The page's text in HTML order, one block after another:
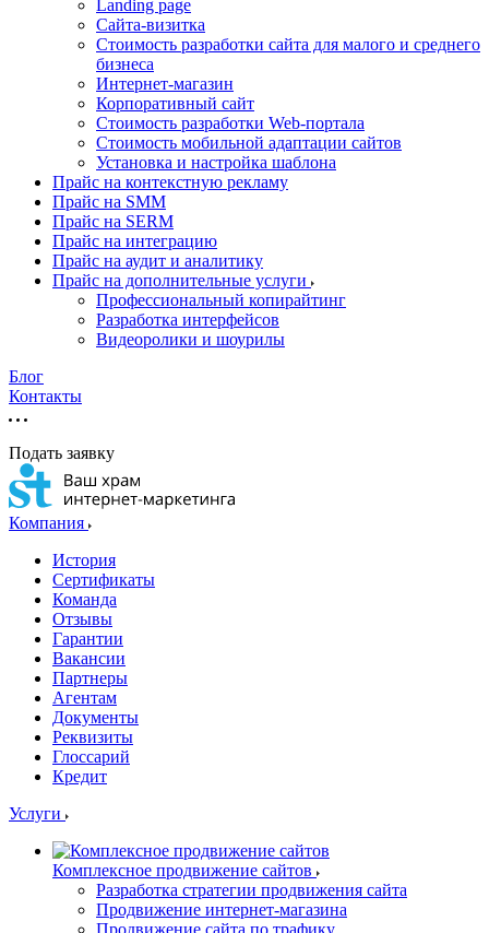
Landing page
Cайта-визитка
Стоимость разработки сайта для малого и среднего
бизнеса
Интернет-магазин
Корпоративный сайт
Стоимость разработки Web-портала
Стоимость мобильной адаптации сайтов
Установка и настройка шаблона
Прайс на контекстную рекламу
Прайс на SMM
Прайс на SERM
Прайс на интеграцию
Прайс на аудит и аналитику
Прайс на дополнительные услуги
Профессиональный копирайтинг
Разработка интерфейсов
Видеоролики и шоурилы
Блог
Контакты
Подать заявку
Компания
История
Сертификаты
Команда
Отзывы
Гарантии
Вакансии
Партнеры
Агентам
Документы
Реквизиты
Глоссарий
Кредит
Услуги
Комплексное продвижение сайтов
Разработка стратегии продвижения сайта
Продвижение интернет-магазина
Продвижение сайта по трафику